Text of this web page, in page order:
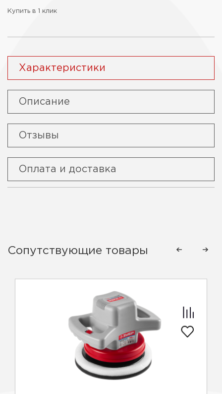
Купить в 1 клик
Характеристики
Описание
Отзывы
Оплата и доставка
Сопутствующие товары